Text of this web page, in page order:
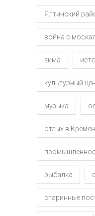
Ялтинский
война с
зима
культурный
музыка
отдых в
рыбалка
старинные